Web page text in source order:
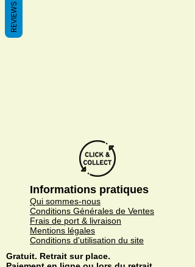
Informations pratiques
Qui sommes-nous
Conditions Générales de Ventes
Frais de port & livraison
Mentions légales
Conditions d'utilisation du site
Gratuit. Retrait sur place.
REVIEWS